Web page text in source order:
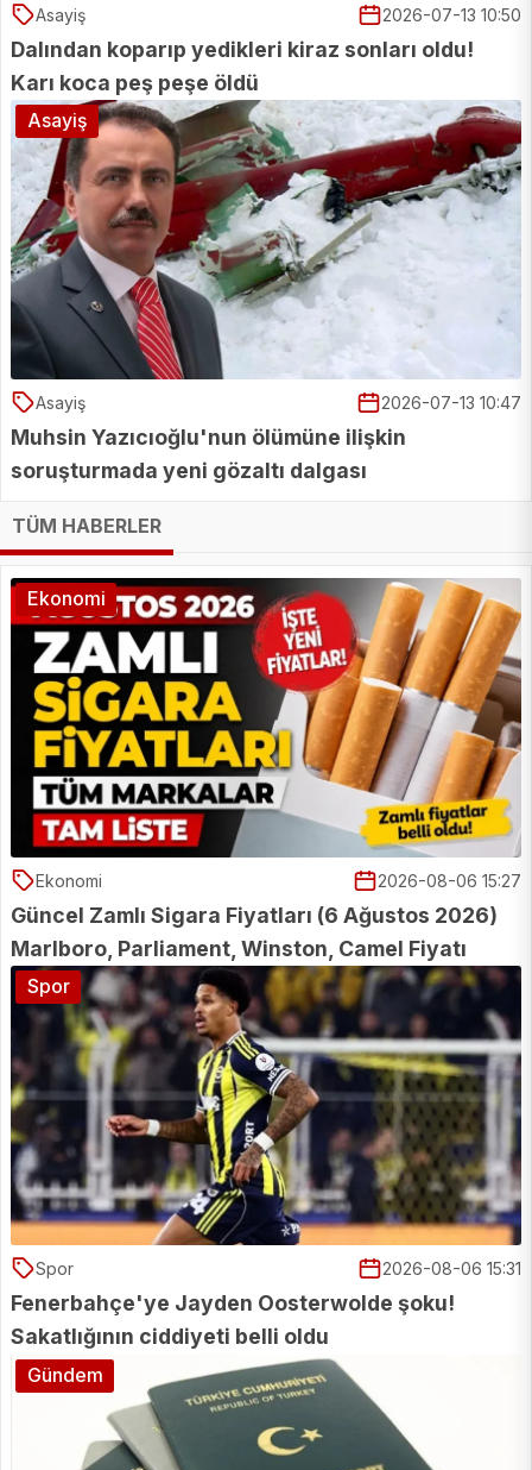
Asayiş 2026-07-13 10:50
Dalından koparıp yedikleri kiraz sonları oldu!
Karı koca peş peşe öldü
Asayiş 2026-07-13 10:47
Muhsin Yazıcıoğlu'nun ölümüne ilişkin
soruşturmada yeni gözaltı dalgası
Asayiş
TÜM HABERLER
Ekonomi 2026-08-06 15:27
Güncel Zamlı Sigara Fiyatları (6 Ağustos 2026)
Marlboro, Parliament, Winston, Camel Fiyatı
2026
Ekonomi
Spor 2026-08-06 15:31
Fenerbahçe'ye Jayden Oosterwolde şoku!
Sakatlığının ciddiyeti belli oldu
Spor
Gündem